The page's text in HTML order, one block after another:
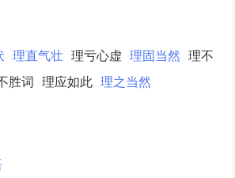
理直气壮 理亏心虚 理固当然 理不
胜词 理应如此 理之当然